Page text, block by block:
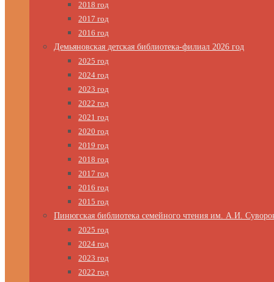
2018 год
2017 год
2016 год
Демьяновская детская библиотека-филиал 2026 год
2025 год
2024 год
2023 год
2022 год
2021 год
2020 год
2019 год
2018 год
2017 год
2016 год
2015 год
Пинюгская библиотека семейного чтения им. А.И.
2025 год
2024 год
2023 год
2022 год